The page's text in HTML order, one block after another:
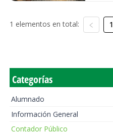
1 elementos en total: 1
Categorías
Alumnado
Información General
Contador Público